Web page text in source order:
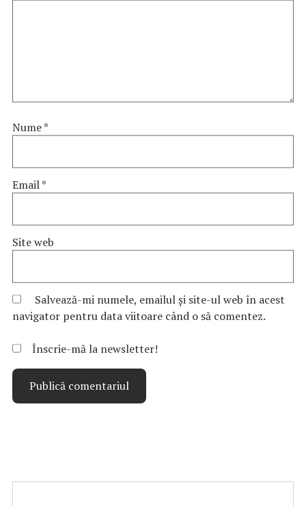
Nume*
Email*
Site web
Salvează-mi numele, emailul și site-ul web în acest
navigator pentru data viitoare când o să comentez.
Înscrie-mă la newsletter!